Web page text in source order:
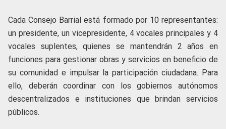
Cada Consejo Barrial está formado por 10 representantes:
un presidente, un vicepresidente, 4 vocales principales y 4
vocales suplentes, quienes se mantendrán 2 años en
funciones para gestionar obras y servicios en beneficio de
su comunidad e impulsar la participación ciudadana. Para
ello, deberán coordinar con los gobiernos autónomos
descentralizados e instituciones que brindan servicios
públicos.